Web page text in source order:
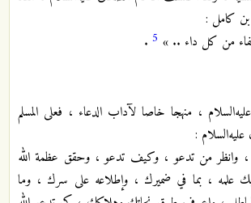
بن كامل :
من كل داء .. » 5
.
، منهجا خاصا لآداب الدعاء ، فعلى المسلم
:
وانظر من تدعو ، وكيف تدعو ، وحقق عظمة الله
علمه ، بما في ضميرك ، وإطلاعه على سرك ، وما